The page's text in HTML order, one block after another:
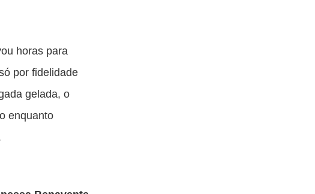
horas para
por fidelidade
gelada, o
enquanto